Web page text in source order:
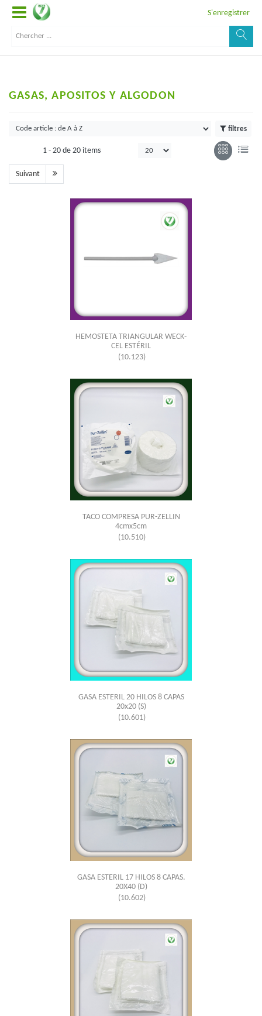
S'enregistrer
GASAS, APOSITOS Y ALGODON
filtres
1 - 20 de 20 items
Suivant
HEMOSTETA TRIANGULAR WECK-
CEL ESTÉRIL
(10.123)
TACO COMPRESA PUR-ZELLIN
4cmx5cm
(10.510)
GASA ESTERIL 20 HILOS 8 CAPAS
20x20 (S)
(10.601)
GASA ESTERIL 17 HILOS 8 CAPAS.
20X40 (D)
(10.602)